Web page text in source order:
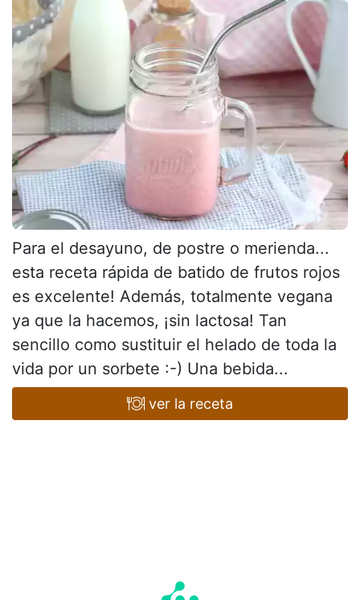
Para el desayuno, de postre o merienda...
esta receta rápida de batido de frutos rojos
es excelente! Además, totalmente vegana
ya que la hacemos, ¡sin lactosa! Tan
sencillo como sustituir el helado de toda la
vida por un sorbete :-) Una bebida...
ver la receta